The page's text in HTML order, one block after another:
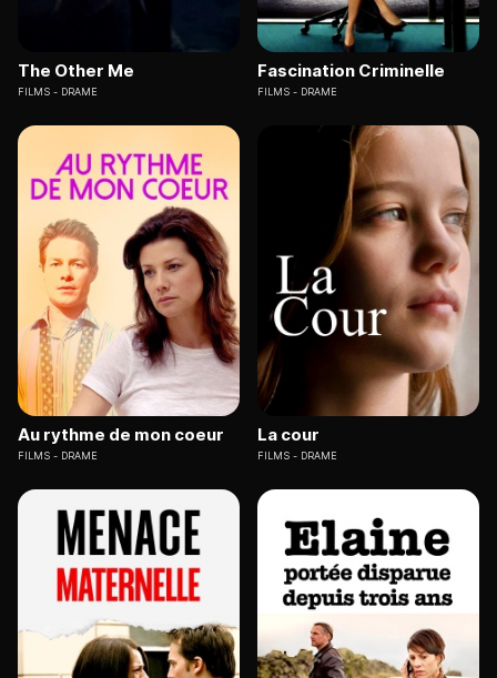
The Other Me
FILMS DRAME
Fascination Criminelle
FILMS DRAME
Au rythme de mon coeur
FILMS DRAME
La cour
FILMS DRAME